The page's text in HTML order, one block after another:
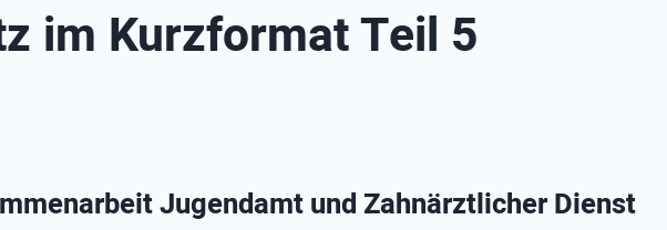
im Kurzformat Teil 5
Jugendamt und Zahnärztlicher Dienst